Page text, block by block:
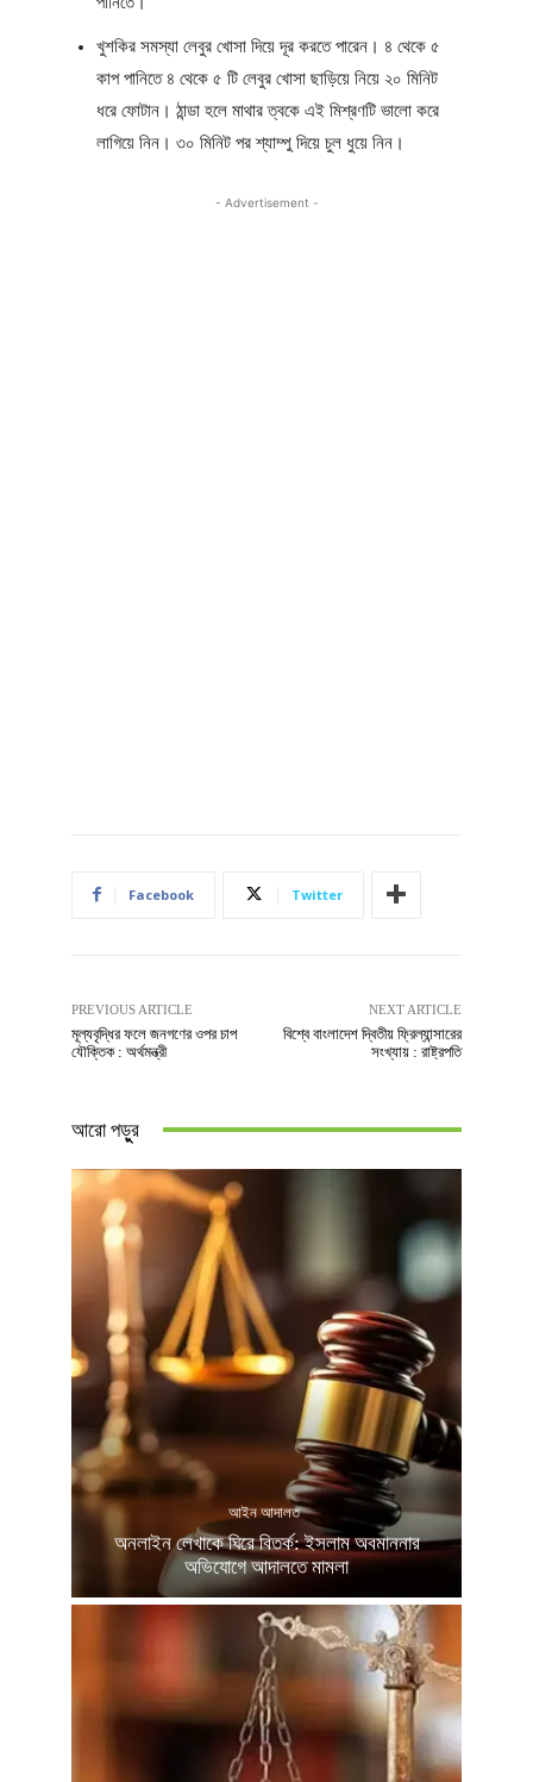
খুশকির সমস্যা লেবুর খোসা দিয়ে দূর করতে পারেন। ৪ থেকে ৫
কাপ পানিতে ৪ থেকে ৫ টি লেবুর খোসা ছাড়িয়ে নিয়ে ২০ মিনিট
ধরে ফোটান। ঠান্ডা হলে মাথার ত্বকে এই মিশ্রণটি ভালো করে
লাগিয়ে নিন। ৩০ মিনিট পর শ্যাম্পু দিয়ে চুল ধুয়ে নিন।
- Advertisement -
Facebook Twitter
PREVIOUS ARTICLE
মূল্যবৃদ্ধির ফলে জনগণের ওপর চাপ
যৌক্তিক : অর্থমন্ত্রী
NEXT ARTICLE
বিশ্বে বাংলাদেশ দ্বিতীয় ফ্রিল্যান্সারের
সংখ্যায় : রাষ্ট্রপতি
আরো পড়ুুর
আইন আদালত
অনলাইন লেখাকে ঘিরে বিতর্ক: ইসলাম অবমাননার
অভিযোগে আদালতে মামলা